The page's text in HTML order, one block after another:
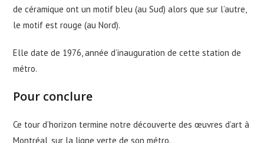
de céramique ont un motif bleu (au Sud) alors que sur l’autre,
le motif est rouge (au Nord).
Elle date de 1976, année d’inauguration de cette station de
métro.
Pour conclure
Ce tour d’horizon termine notre découverte des œuvres d’art à
Montréal, sur la ligne verte de son métro.